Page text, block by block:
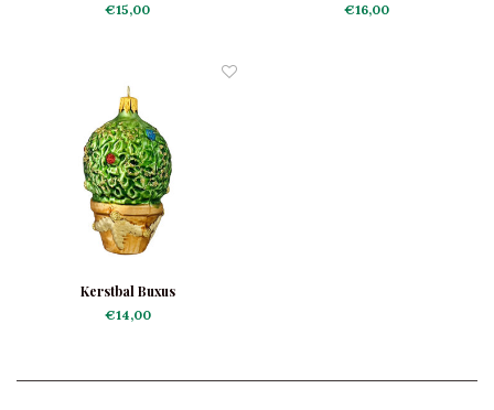
€15,00 €16,00
Kerstbal Buxus
€14,00